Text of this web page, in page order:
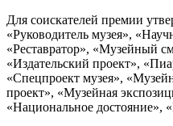
Для соискателей премии
«Руководитель музея»,
«Реставратор», «Музейный
«Издательский проект»,
«Спецпроект музея»,
проект», «Музейная
«Национальное достояние»,